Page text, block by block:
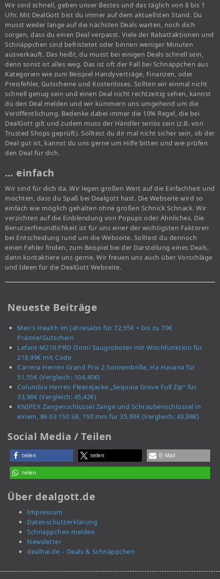
Wir sind schnell, geben unser Bestes und das täglich von 8 bis 1
Uhr. Mit DealGott bist du immer auf dem aktuellsten Stand. Du
musst weder lange auf die nächsten Deals warten, noch dich
sorgen, dass du einen Deal verpasst. Viele der Rabattaktionen und
Schnäppchen sind befristetet oder binnen weniger Minuten
ausverkauft. Das heißt, du musst bei einigen Deals schnell sein,
denn sonst ist alles weg. Das ist oft der Fall bei Schnäppchen aus
Kategorien wie zum Beispiel Handyverträge, Finanzen, oder
Preisfehler, Gutscheine und Kostenloses. Sollten wir einmal nicht
schnell genug sein und einen Deal nicht rechtzeitig sehen, kannst
du den Deal melden und wir kümmern uns umgehend um die
Veröffentlichung. Bedenke dabei immer die 10% Regel, die bei
DealGott gilt und zudem muss der Händler seriös sein (z.B. von
Trusted Shops geprüft). Solltest du dir mal nicht sicher sein, ob der
Deal gut ist, kannst du uns gerne um Hilfe bitten und wie prüfen
den Deal für dich.
… einfach
Wir sind für dich da. Wir legen großen Wert auf die Einfachheit und
möchten, dass du Spaß bei Dealgott hast. Die Webseite wird so
einfach wie möglich gehalten ohne großen Schnick Schnack. Wir
verzichten auf die Einblendung von Popups oder Ähnliches. Die
Benutzerfreundlichkeit ist für uns einer der wichtigsten Faktoren
bei Entscheidung rund um die Webseite. Solltest du dennoch
einen Fehler finden, zum Beispiel bei der Darstellung eines Deals,
dann kontaktiere uns gerne. Wir freuen uns auch über Vorschläge
und Ideen für die DealGott Webseite.
Neueste Beiträge
Men’s Health im Jahresabo für 72,55€ + bis zu 70€
Prämie/Gutschein
Lefant M210 PRO Omni Saugroboter mit Wischfunktion für
218,99€ mit Code
Carrera Herren Grand Prix 2 Sonnenbrille, Ha Havana für
51,55€ (Vergleich: 104,40€)
Columbia Herren Fleecejacke „Sequoia Grove Full Zip“ für
33,98€ (Vergleich: 45,42€)
KNIPEX Zangenschlüssel Zange und Schraubenschlüssel in
einem, 86 03 150 SB, 150 mm für 35,99€ (Vergleich: 43,98€)
Social Media / Teilen
teilen teilen E-Mail
teilen
Über dealgott.de
Impressum
Datenschutzerklärung
Schnäppchen melden
Newsletter
dealhai.de – Deals & Schnäppchen